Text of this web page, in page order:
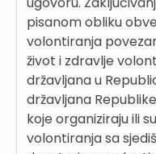
pisanom obliku
volontiranja
život i zdravlje
državljana u
državljana
koje organiziraju ili
volontiranja sa